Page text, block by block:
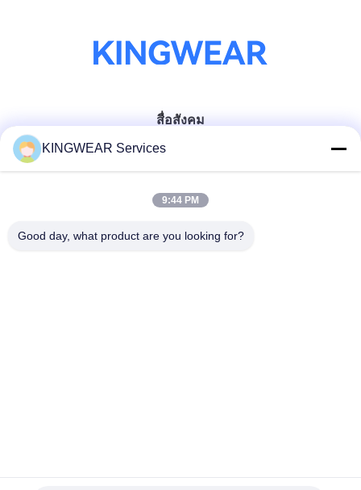
สื่อสังคม
ติดต่อเร็ว
86-0755-2357-6886
KINGWEAR Services
9:44 PM
Good day, what product are you looking for?